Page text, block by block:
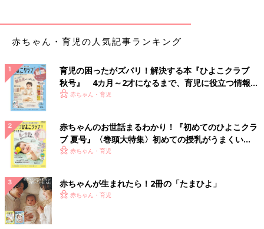
赤ちゃん・育児の人気記事ランキング
育児の困ったがズバリ！解決する本『ひよこクラブ
秋号』 4カ月～2才になるまで、育児に役立つ情報が
いっぱい！
赤ちゃん・育児
赤ちゃんのお世話まるわかり！『初めてのひよこクラ
ブ 夏号』〈巻頭大特集〉初めての授乳がうまくい
く！ おっぱい・ミルクの基本と夏のトラブル 解決テ
赤ちゃん・育児
赤ちゃんが生まれたら！2冊の「たまひよ」
赤ちゃん・育児